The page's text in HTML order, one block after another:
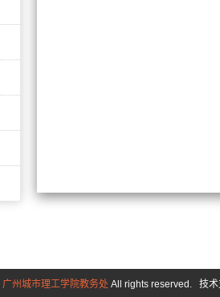
广州城市理工学院教务处 All rights reserved. 技术